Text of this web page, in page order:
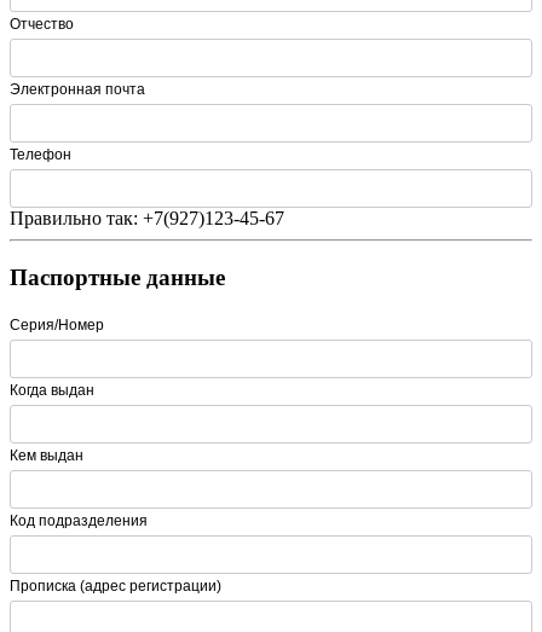
Отчество
Электронная почта
Телефон
Правильно так: +7(927)123-45-67
Паспортные данные
Серия/Номер
Когда выдан
Кем выдан
Код подразделения
Прописка (адрес регистрации)